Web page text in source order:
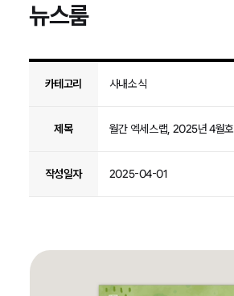
뉴스룸
카테고리 사내소식
제목 월간 엑세스랩, 2025년 4월호
작성일자 2025-04-01